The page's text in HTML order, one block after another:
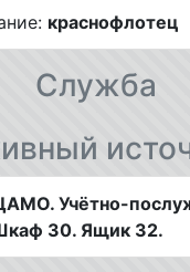
краснофлотец
Служба
Учётно-
30. Ящик 32.